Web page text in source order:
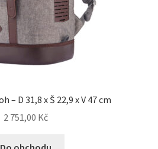
– D 31,8 x Š 22,9 x V 47 cm
2 751,00 Kč